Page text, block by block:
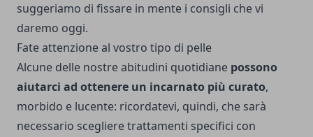
suggeriamo di fissare in mente i consigli che vi
daremo oggi.
Fate attenzione al vostro tipo di pelle
Alcune delle nostre abitudini quotidiane possono
aiutarci ad ottenere un incarnato più curato,
morbido e lucente: ricordatevi, quindi, che sarà
necessario scegliere trattamenti specifici con